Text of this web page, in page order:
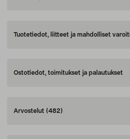
Tuotetiedot, liitteet ja mahdolliset
Ostotiedot, toimitukset ja palautukset
Arvostelut (482)